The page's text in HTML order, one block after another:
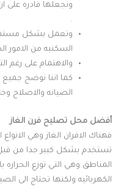
ونجعلها قادره على
.
وتعمل بشكل مستمر
السكنيه من الامور
والاهتمام على رغم
كما اننا نوضح جميع
الصيانه والاصلاح
أفضل محل تصليح فرن الغاز
فهناك الافران الغاز وهي
تستخدم بشكل كبير جدا من
المناطق وهي التي توزع الحراره
الكهربائيه ولكنها تحتاج الى